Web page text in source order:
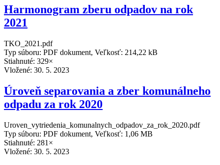
Harmonogram zberu odpadov na rok
2021
TKO_2021.pdf
Typ súboru: PDF dokument, Veľkosť: 214,22 kB
Stiahnuté: 329×
Vložené: 30. 5. 2023
Úroveň separovania a zber komunálneho
odpadu za rok 2020
Uroven_vytriedenia_komunalnych_odpadov_za_rok_2020.pdf
Typ súboru: PDF dokument, Veľkosť: 1,06 MB
Stiahnuté: 281×
Vložené: 30. 5. 2023